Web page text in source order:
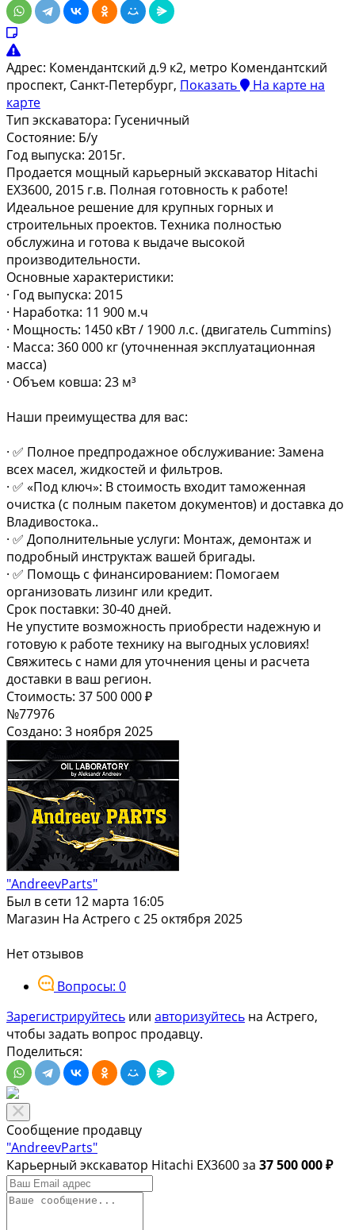
Адрес: Комендантский д.9 к2, метро Комендантский
проспект, Санкт-Петербург, Показать На карте на
карте
Тип экскаватора: Гусеничный
Состояние: Б/у
Год выпуска: 2015г.
Продается мощный карьерный экскаватор Hitachi
EX3600, 2015 г.в. Полная готовность к работе!
Идеальное решение для крупных горных и
строительных проектов. Техника полностью
обслужина и готова к выдаче высокой
производительности.
Основные характеристики:
· Год выпуска: 2015
· Наработка: 11 900 м.ч
· Мощность: 1450 кВт / 1900 л.с. (двигатель Cummins)
· Масса: 360 000 кг (уточненная эксплуатационная
масса)
· Объем ковша: 23 м³
Наши преимущества для вас:
· ✅ Полное предпродажное обслуживание: Замена
всех масел, жидкостей и фильтров.
· ✅ «Под ключ»: В стоимость входит таможенная
очистка (с полным пакетом документов) и доставка до
Владивостока..
· ✅ Дополнительные услуги: Монтаж, демонтаж и
подробный инструктаж вашей бригады.
· ✅ Помощь с финансированием: Помогаем
организовать лизинг или кредит.
Срок поставки: 30-40 дней.
Не упустите возможность приобрести надежную и
готовую к работе технику на выгодных условиях!
Свяжитесь с нами для уточнения цены и расчета
доставки в ваш регион.
Стоимость: 37 500 000 ₽
№77976
Создано: 3 ноября 2025
"AndreevParts"
Был в сети 12 марта 16:05
Магазин На Астрего с 25 октября 2025
Нет отзывов
Вопросы: 0
Зарегистрируйтесь или авторизуйтесь на Астрего,
чтобы задать вопрос продавцу.
Поделиться:
Сообщение продавцу
"AndreevParts"
Карьерный экскаватор Hitachi EX3600 за 37 500 000 ₽